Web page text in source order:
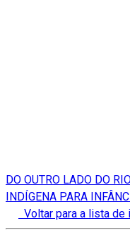
DO OUTRO LADO DO
INDÍGENA PARA
Voltar para a lista de